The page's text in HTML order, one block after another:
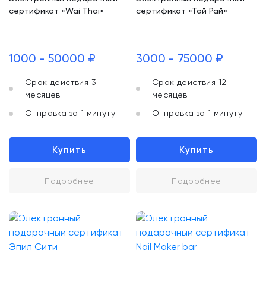
сертификат «Wai Thai»
1000 - 50000 ₽
Срок действия 3
месяцев
Отправка за 1 минуту
Купить
Подробнее
сертификат «Тай Рай»
3000 - 75000 ₽
Срок действия 12
месяцев
Отправка за 1 минуту
Купить
Подробнее